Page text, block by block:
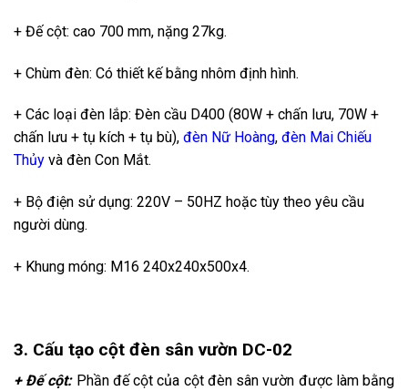
+ Đế cột: cao 700 mm, nặng 27kg.
+ Chùm đèn: Có thiết kế bằng nhôm định hình.
+ Các loại đèn lắp: Đèn cầu D400 (80W + chấn lưu, 70W +
chấn lưu + tụ kích + tụ bù), đèn Nữ Hoàng, đèn Mai Chiếu
Thủy và đèn Con Mắt.
+ Bộ điện sử dụng: 220V – 50HZ hoặc tùy theo yêu cầu
người dùng.
+ Khung móng: M16 240x240x500x4.
3. Cấu tạo cột đèn sân vườn DC-02
+ Đế cột:Phần đế cột của cột đèn sân vườn được làm bằng